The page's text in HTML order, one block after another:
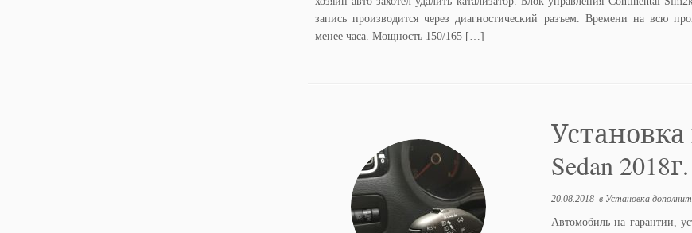
запись производится через диагностический разъем. Времени на всю
менее часа. Мощность 150/165 […]
Установка
Sedan 2018г.
20.08.2018 в Установка
Автомобиль на гарантии,